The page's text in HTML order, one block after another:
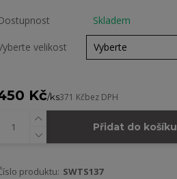
Skladem
velikost
Kč/ks371 Kčbez DPH
Přidat do košíku
produktu: SWTS137